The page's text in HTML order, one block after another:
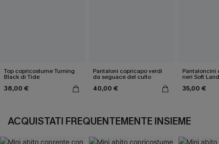
Top copricostume Turning
Black di Tide
38,00 €
Pantaloni copricapo verdi
da seguace del culto
40,00 €
Pantaloncini
neri Soft
35,00 €
ACQUISTATI FREQUENTEMENTE INSIEME